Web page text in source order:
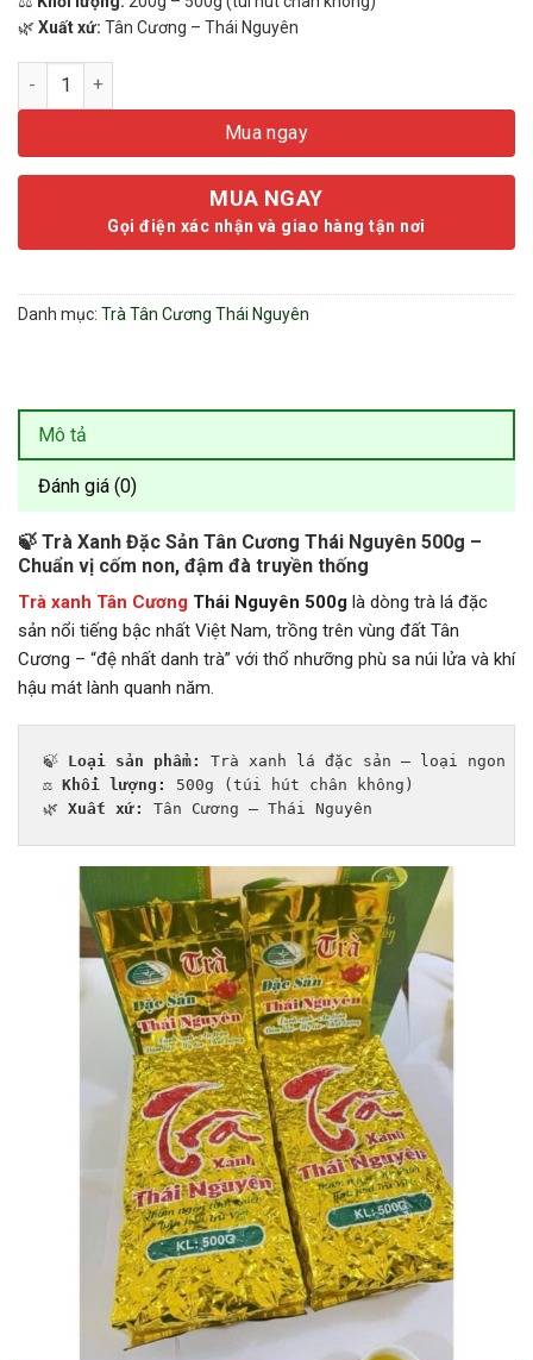
🌿 Xuất xứ: Tân Cương – Thái Nguyên
Trà Xanh Đặc Sản Tân Cương Thái Nguyên 500g số lượng
Mua ngay
MUA NGAY
Gọi điện xác nhận và giao hàng tận nơi
Danh mục: Trà Tân Cương Thái Nguyên
Mô tả
Đánh giá (0)
🍃 Trà Xanh Đặc Sản Tân Cương Thái Nguyên 500g –
Chuẩn vị cốm non, đậm đà truyền thống
Trà xanh Tân Cương Thái Nguyên 500g là dòng trà lá đặc
sản nổi tiếng bậc nhất Việt Nam, trồng trên vùng đất Tân
Cương – “đệ nhất danh trà” với thổ nhưỡng phù sa núi lửa và khí
hậu mát lành quanh năm.
🍃 Loại sản phẩm:
Trà xanh lá đặc sản – loại ngon
⚖️ Khối lượng:
500g (túi hút chân không)
🌿 Xuất xứ: Tân Cương – Thái Nguyên